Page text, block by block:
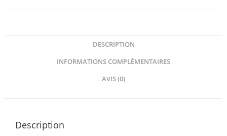
DESCRIPTION
INFORMATIONS COMPLÉMENTAIRES
AVIS (0)
Description